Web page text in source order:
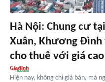
Hà Nội: Chung cư
Xuân, Khương
cho thuê với giá cao
Hiện nay, không chỉ giá bán, mà